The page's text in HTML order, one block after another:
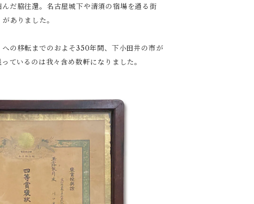
だ脇往還。名古屋城下や清須の宿場を通る街
ありました。
の移転までのおよそ350年間、下小田井の市が
ているのは我々含め数軒になりました。